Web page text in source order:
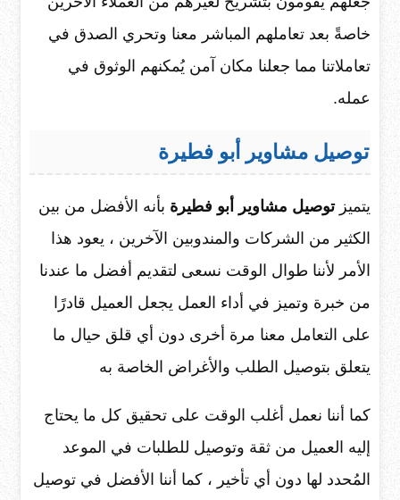
خاصةً بعد تعاملهم المباشر معنا وتحري الصدق في
تعاملاتنا مما جعلنا مكان آمن يُمكنهم الوثوق في
عمله.
توصيل مشاوير أبو فطيرة
يتميزتوصيل مشاوير أبو فطيرة بأنه الأفضل من بين
الكثير من الشركات والمندوبين الآخرين ، يعود هذا
الأمر لأننا طوال الوقت نسعى لتقديم أفضل ما عندنا
من خبرة وتميز في أداء العمل يجعل العميل قادرًا
على التعامل معنا مرة أخرى دون أي قلق حيال ما
يتعلق بتوصيل الطلب والأغراض الخاصة به
كما أننا نعمل أغلب الوقت على تحقيق كل ما يحتاج
إليه العميل من ثقة وتوصيل للطلبات في الموعد
المُحدد لها دون أي تأخير ، كما أننا الأفضل في توصيل